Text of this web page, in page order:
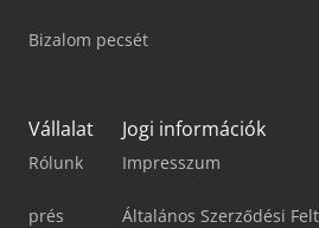
Bizalom pecsét
Vállalat
Rólunk
prés
Jogi információk
Impresszum
Általános Szerződési